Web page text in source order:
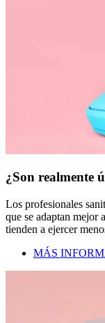
¿Son realmente
Los profesionales
que se adaptan mejor
tienden a ejercer
MÁS